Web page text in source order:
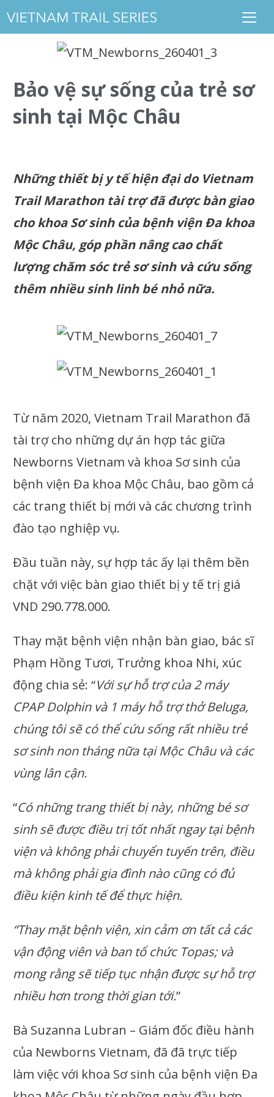
Bảo vệ sự sống của trẻ sơ
sinh tại Mộc Châu
Những thiết bị y tế hiện đại do Vietnam
Trail Marathon tài trợ đã được bàn giao
cho khoa Sơ sinh của bệnh viện Đa khoa
Mộc Châu, góp phần nâng cao chất
lượng chăm sóc trẻ sơ sinh và cứu sống
thêm nhiều sinh linh bé nhỏ nữa.
Từ năm 2020, Vietnam Trail Marathon đã
tài trợ cho những dự án hợp tác giữa
Newborns Vietnam và khoa Sơ sinh của
bệnh viện Đa khoa Mộc Châu, bao gồm cả
các trang thiết bị mới và các chương trình
đào tạo nghiệp vụ.
Đầu tuần này, sự hợp tác ấy lại thêm bền
chặt với việc bàn giao thiết bị y tế trị giá
VND 290.778.000.
Thay mặt bệnh viện nhận bàn giao, bác sĩ
Phạm Hồng Tươi, Trưởng khoa Nhi, xúc
động chia sẻ: “Với sự hỗ trợ của 2 máy
CPAP Dolphin và 1 máy hỗ trợ thở Beluga,
chúng tôi sẽ có thể cứu sống rất nhiều trẻ
sơ sinh non tháng nữa tại Mộc Châu và các
vùng lân cận.
“Có những trang thiết bị này, những bé sơ
sinh sẽ được điều trị tốt nhất ngay tại bệnh
viện và không phải chuyển tuyến trên, điều
mà không phải gia đình nào cũng có đủ
điều kiện kinh tế để thực hiện.
“Thay mặt bệnh viện, xin cảm ơn tất cả các
vận động viên và ban tổ chức Topas; và
mong rằng sẽ tiếp tục nhận được sự hỗ trợ
nhiều hơn trong thời gian tới.”
Bà Suzanna Lubran – Giám đốc điều hành
của Newborns Vietnam, đã đã trực tiếp
làm việc với khoa Sơ sinh của bệnh viện Đa